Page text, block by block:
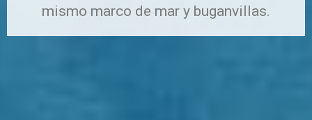
mismo marco de mar y buganvillas.